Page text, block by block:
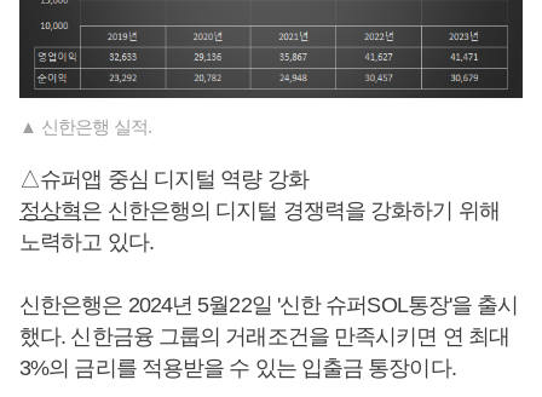
▲ 신한은행 실적.
△슈퍼앱 중심 디지털 역량 강화
정상혁은 신한은행의 디지털 경쟁력을 강화하기 위해
노력하고 있다.
신한은행은 2024년 5월22일 '신한 슈퍼SOL통장'을 출시
했다. 신한금융 그룹의 거래조건을 만족시키면 연 최대
3%의 금리를 적용받을 수 있는 입출금 통장이다.